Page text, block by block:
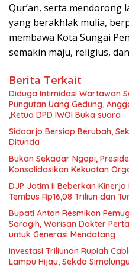
Qur’an, serta mendorong
yang berakhlak mulia,
membawa Kota Sungai
semakin maju, religius,
Berita Terkait
Diduga Intimidasi Wartawan
Pungutan Uang Gedung,
,Ketua DPD IWOI Buka suara
Sidoarjo Bersiap Berubah,
Ditunda
Bukan Sekadar Ngopi,
Konsolidasikan Kekuatan
DJP Jatim II Beberkan
Tembus Rp16,08 Triliun dan
Bupati Anton Resmikan
Saragih, Warisan Dokter
untuk Generasi Mendatang
Investasi Triliunan Rupiah
Lampu Hijau, Sekda